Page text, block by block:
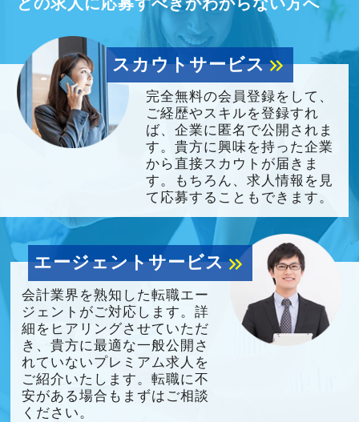
スカウトサービスkeyboard_double_arrow_right
完全無料の会員登録をして、
ご経歴やスキルを登録すれ
ば、企業に匿名で公開されま
す。貴方に興味を持った企業
から直接スカウトが届きま
す。もちろん、求人情報を見
て応募することもできます。
エージェントサービスkeyboard_double_arrow_right
会計業界を熟知した転職エー
ジェントがご対応します。詳
細をヒアリングさせていただ
き、貴方に最適な一般公開さ
れていないプレミアム求人を
ご紹介いたします。転職に不
安がある場合もまずはご相談
ください。